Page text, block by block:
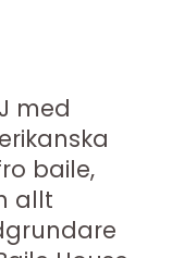
med
baile,
allt